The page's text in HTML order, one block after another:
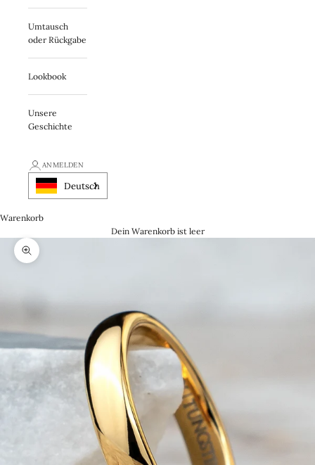
Umtausch
oder Rückgabe
Lookbook
Unsere
Geschichte
ANMELDEN
Deutsch
Warenkorb
Dein Warenkorb ist leer
Zooma